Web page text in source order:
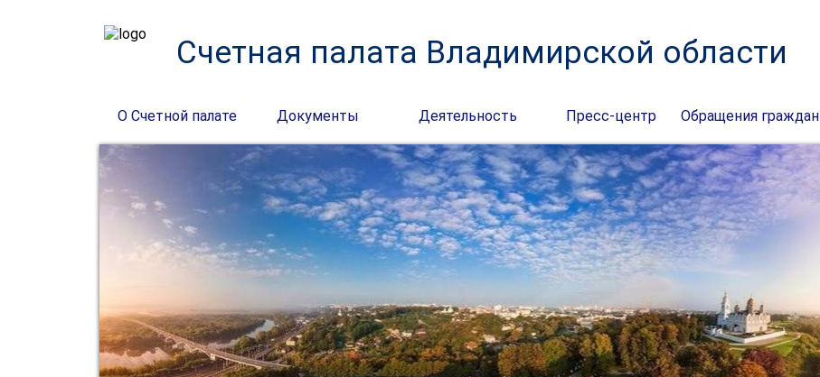
Счетная палата Владимирской области
О Счетной палате Документы Деятельность Пресс-центр Обращения граждан